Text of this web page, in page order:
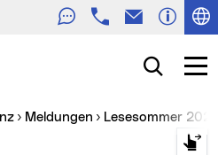
TelefonE-Mail
Suche
Meldungen Lesesommer